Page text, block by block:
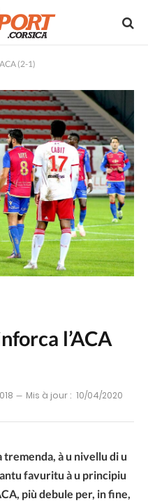
(2-1)
l’ACA
Mis à jour : 10/04/2020
tremenda, à u nivellu di u
favuritu à u principiu
più debule per, in fine,